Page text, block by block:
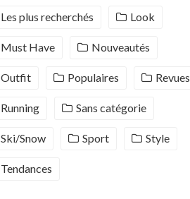
Les plus recherchés Look
Must Have Nouveautés
Outfit Populaires Revues
Running Sans catégorie
Ski/Snow Sport Style
Tendances